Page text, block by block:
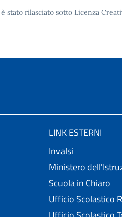
stato rilasciato sotto Licenza
LINK ESTERNI
Invalsi
Ministero
Scuola in Chiaro
Ufficio Scolastico